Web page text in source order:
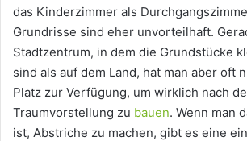
das Kinderzimmer als
Grundrisse sind eher unvorteilhaft.
Stadtzentrum, in dem die Grundstücke
sind als auf dem Land, hat man aber oft
Platz zur Verfügung, um wirklich nach
Traumvorstellung zu bauen. Wenn man
ist, Abstriche zu machen, gibt es eine